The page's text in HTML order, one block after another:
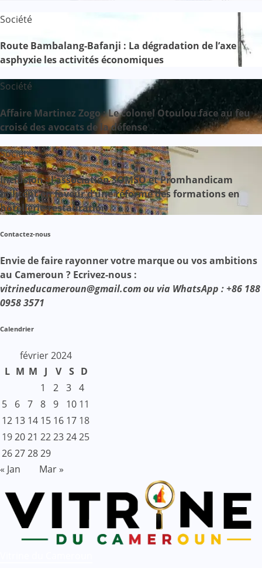
Société
Route Bambalang-Bafanji : La dégradation de l’axe
asphyxie les activités économiques
Société
Affaire Martinez Zogo : Le colonel Otoulou face au feu
croisé des avocats de la défense
Société
Inclusion : l’association SOMSO et Promhandicam
militent en faveur d’une réforme des formations en
hôtellerie-restauration
Contactez-nous
Envie de faire rayonner votre marque ou vos ambitions
au Cameroun ? Ecrivez-nous :
vitrineducameroun@gmail.com ou via WhatsApp : +86 188
0958 3571
Calendrier
février 2024
L M M J V S D
1
2 3 4
5
6 7 8 9 10 11
12 13 14 15 16 17 18
192021 22232425
26272829
« Jan
Mar »